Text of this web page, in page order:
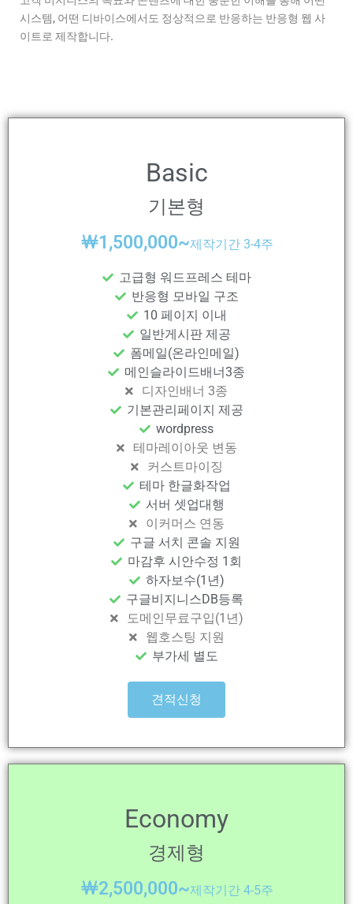
시스템, 어떤 디바이스에서도 정상적으로 반응하는 반응형 웹 사
이트로 제작합니다.
Basic
기본형
￦1,500,000~제작기간 3-4주
고급형 워드프레스 테마
반응형 모바일 구조
10 페이지 이내
일반게시판 제공
폼메일(온라인메일)
메인슬라이드배너3종
디자인배너 3종
기본관리페이지 제공
wordpress
테마레이아웃 변동
커스트마이징
테마 한글화작업
서버 셋업대행
이커머스 연동
구글 서치 콘솔 지원
마감후 시안수정 1회
하자보수(1년)
구글비지니스DB등록
도메인무료구입(1년)
웹호스팅 지원
부가세 별도
견적신청
Economy
경제형
￦2,500,000~제작기간 4-5주